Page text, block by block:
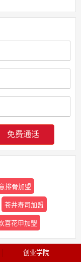
免费通话
排骨加盟
苍井寿司加盟
喜花甲加盟
创业学院